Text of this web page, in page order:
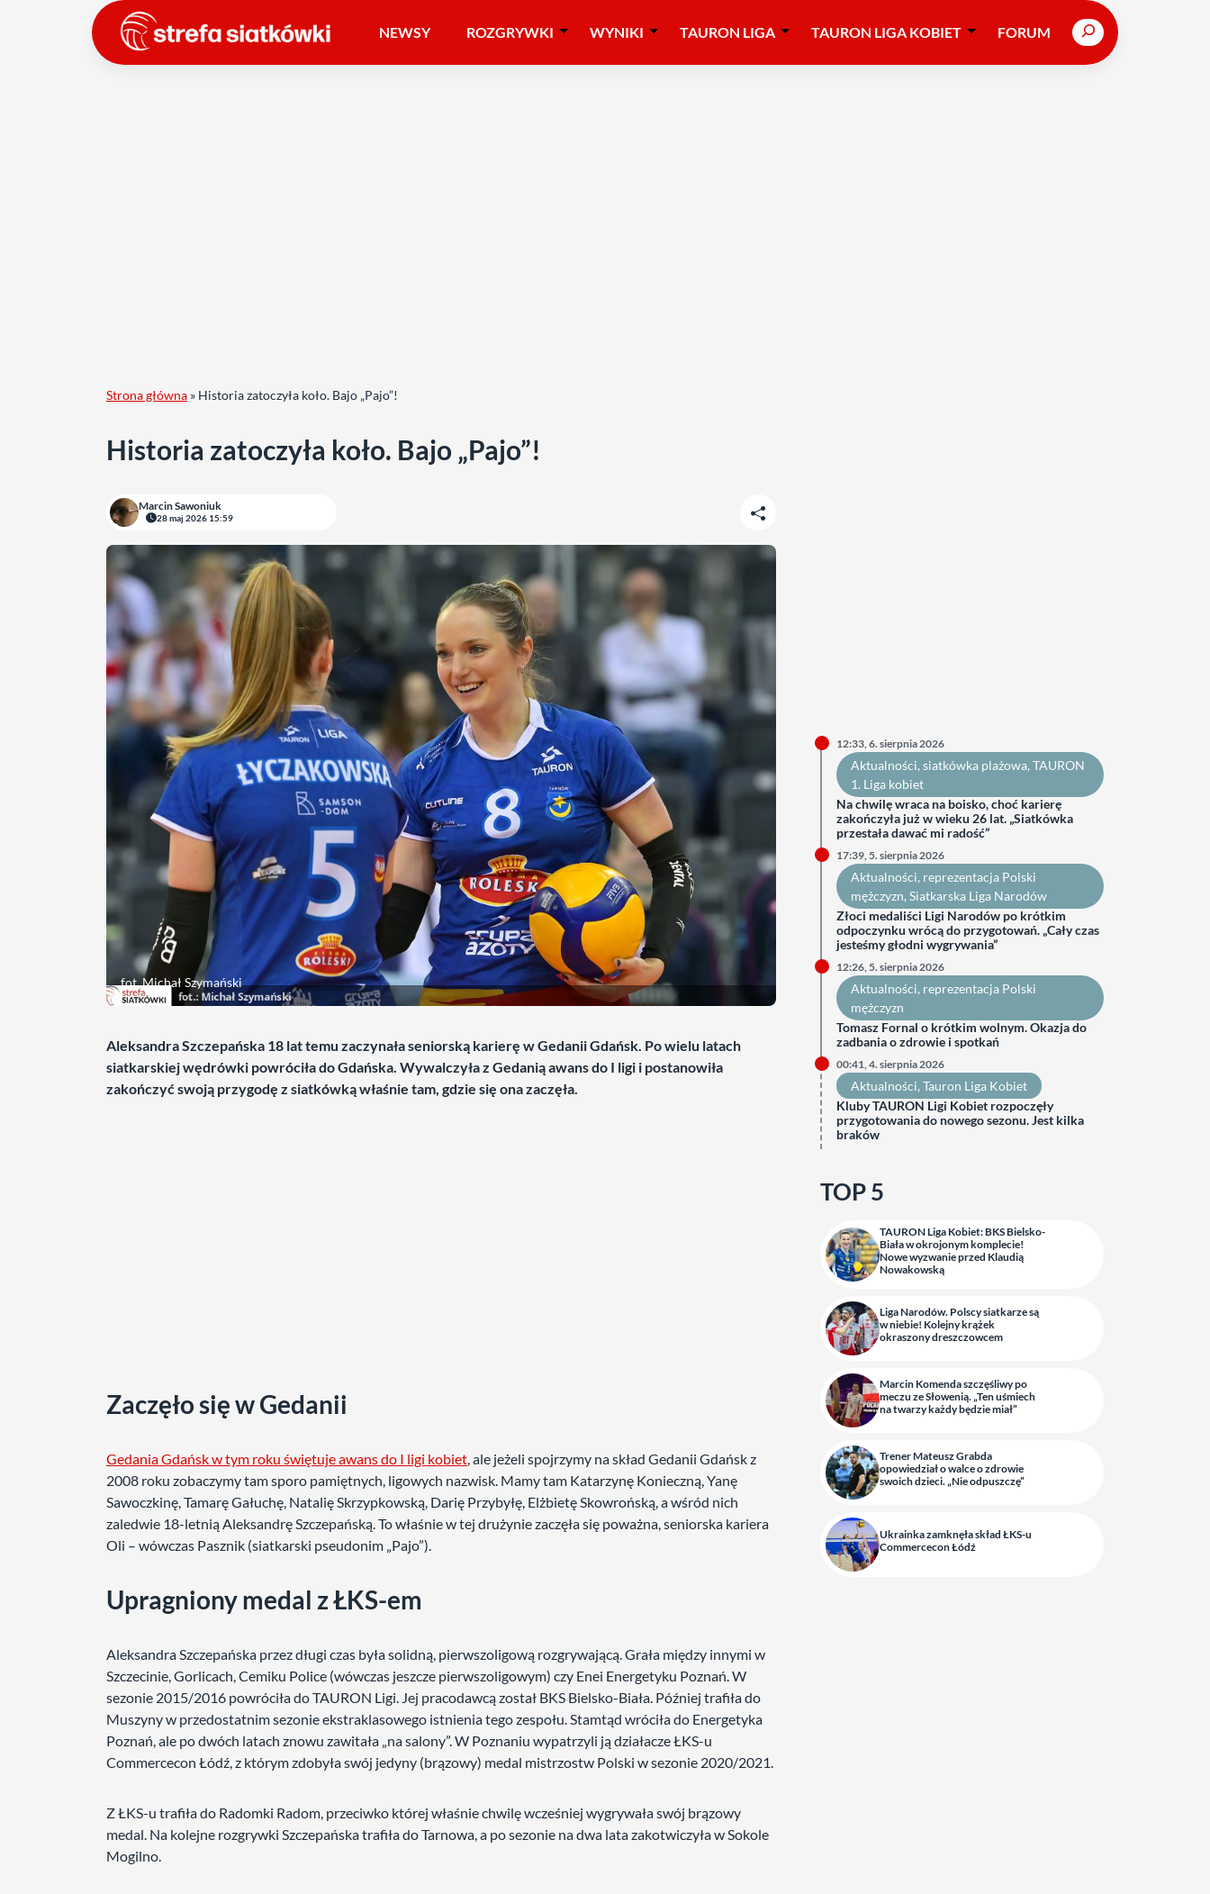
NEWSY ROZGRYWKI WYNIKI TAURON LIGA TAURON LIGA KOBIET FORUM Search
Strona główna » Historia zatoczyła koło. Bajo „Pajo”!
Historia zatoczyła koło. Bajo „Pajo”!
Marcin Sawoniuk
28 maj 2026 15:59
fot. Michał Szymański
Aleksandra Szczepańska 18 lat temu zaczynała seniorską karierę w Gedanii Gdańsk. Po wielu latach
siatkarskiej wędrówki powróciła do Gdańska. Wywalczyła z Gedanią awans do I ligi i postanowiła
zakończyć swoją przygodę z siatkówką właśnie tam, gdzie się ona zaczęła.
Zaczęło się w Gedanii
Gedania Gdańsk w tym roku świętuje awans do I ligi kobiet, ale jeżeli spojrzymy na skład Gedanii Gdańsk z
2008 roku zobaczymy tam sporo pamiętnych, ligowych nazwisk. Mamy tam Katarzynę Konieczną, Yanę
Sawoczkinę, Tamarę Gałuchę, Natalię Skrzypkowską, Darię Przybyłę, Elżbietę Skowrońską, a wśród nich
zaledwie 18-letnią Aleksandrę Szczepańską. To właśnie w tej drużynie zaczęła się poważna, seniorska kariera
Oli – wówczas Pasznik (siatkarski pseudonim „Pajo”).
Upragniony medal z ŁKS-em
Aleksandra Szczepańska przez długi czas była solidną, pierwszoligową rozgrywającą. Grała między innymi w
Szczecinie, Gorlicach, Cemiku Police (wówczas jeszcze pierwszoligowym) czy Enei Energetyku Poznań. W
sezonie 2015/2016 powróciła do TAURON Ligi. Jej pracodawcą został BKS Bielsko-Biała. Później trafiła do
Muszyny w przedostatnim sezonie ekstraklasowego istnienia tego zespołu. Stamtąd wróciła do Energetyka
Poznań, ale po dwóch latach znowu zawitała „na salony”. W Poznaniu wypatrzyli ją działacze ŁKS-u
Commercecon Łódź, z którym zdobyła swój jedyny (brązowy) medal mistrzostw Polski w sezonie 2020/2021.
Z ŁKS-u trafiła do Radomki Radom, przeciwko której właśnie chwilę wcześniej wygrywała swój brązowy
medal. Na kolejne rozgrywki Szczepańska trafiła do Tarnowa, a po sezonie na dwa lata zakotwiczyła w Sokole
Mogilno.
12:33, 6. sierpnia 2026
Aktualności, siatkówka plażowa, TAURON
1. Liga kobiet
Na chwilę wraca na boisko, choć karierę
zakończyła już w wieku 26 lat. „Siatkówka
przestała dawać mi radość”
17:39, 5. sierpnia 2026
Aktualności, reprezentacja Polski
mężczyzn, Siatkarska Liga Narodów
Złoci medaliści Ligi Narodów po krótkim
odpoczynku wrócą do przygotowań. „Cały czas
jesteśmy głodni wygrywania”
12:26, 5. sierpnia 2026
Aktualności, reprezentacja Polski
mężczyzn
Tomasz Fornal o krótkim wolnym. Okazja do
zadbania o zdrowie i spotkań
00:41, 4. sierpnia 2026
Aktualności, Tauron Liga Kobiet
Kluby TAURON Ligi Kobiet rozpoczęły
przygotowania do nowego sezonu. Jest kilka
braków
TOP 5
TAURON Liga Kobiet: BKS Bielsko-
Biała w okrojonym komplecie!
Nowe wyzwanie przed Klaudią
Nowakowską
Liga Narodów. Polscy siatkarze są
w niebie! Kolejny krążek
okraszony dreszczowcem
Marcin Komenda szczęśliwy po
meczu ze Słowenią. „Ten uśmiech
na twarzy każdy będzie miał”
Trener Mateusz Grabda
opowiedział o walce o zdrowie
swoich dzieci. „Nie odpuszczę”
Ukrainka zamknęła skład ŁKS-u
Commercecon Łódź